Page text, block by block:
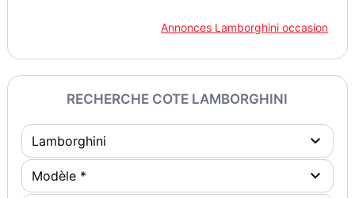
RECHERCHE COTE LAMBORGHINI
Annonces Lamborghini occasion